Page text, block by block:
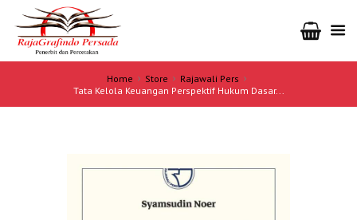
Home Store
Rajawali Pers
Tata Kelola Keuangan Perspektif Hukum Dasar...